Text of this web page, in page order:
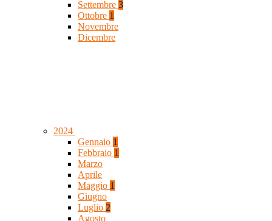
Settembre 3
Ottobre 1
Novembre
Dicembre
2024
Gennaio 1
Febbraio 1
Marzo
Aprile
Maggio 1
Giugno
Luglio 2
Agosto